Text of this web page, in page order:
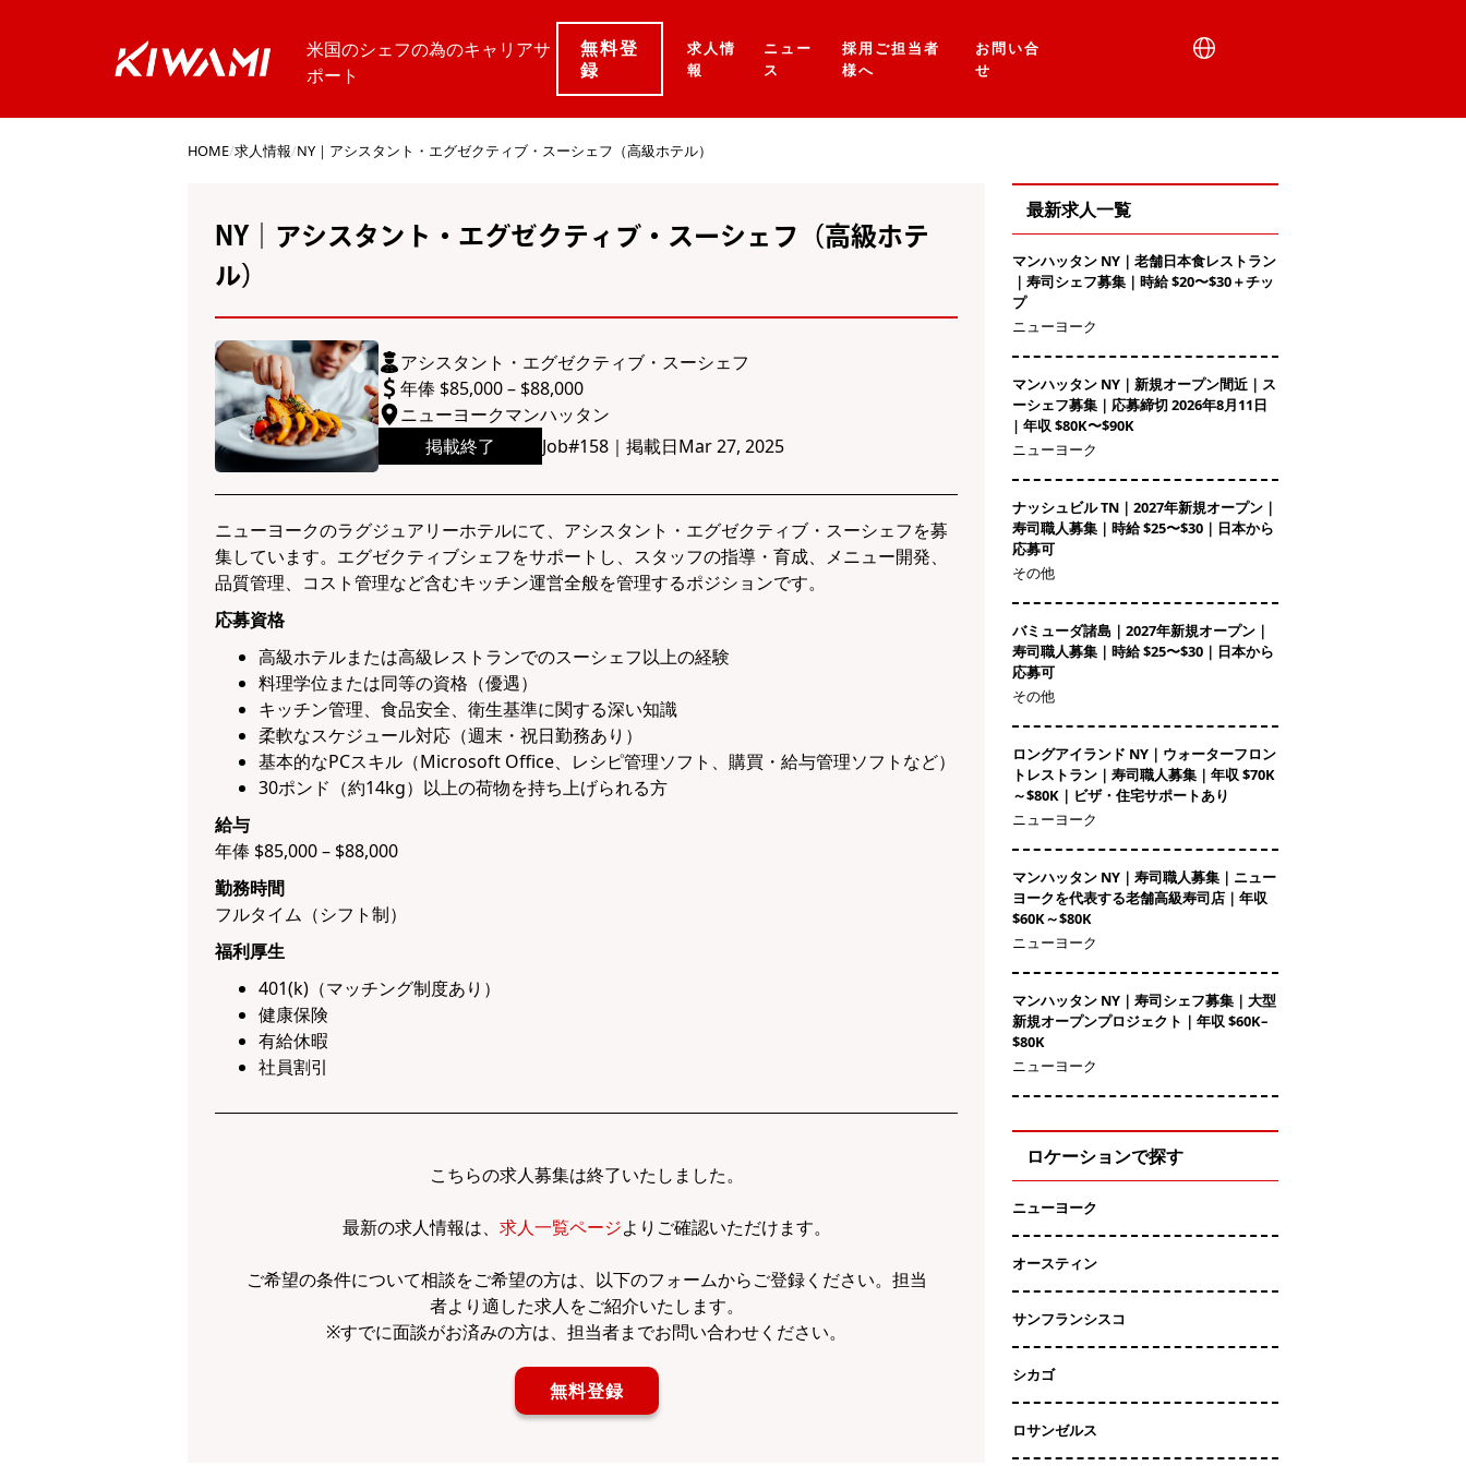
米国のシェフの為のキャリアサ
ポート
無料登
録
求人情
報
ニュー
ス
採用ご担当者
様へ
お問い合
せ
HOME/求人情報/NY｜アシスタント・エグゼクティブ・スーシェフ（高級ホテル）
NY｜アシスタント・エグゼクティブ・スーシェフ（高級ホテ
ル）
アシスタント・エグゼクティブ・スーシェフ
年俸 $85,000 – $88,000
ニューヨークマンハッタン
掲載終了
Job#158 ｜ 掲載日Mar 27, 2025
ニューヨークのラグジュアリーホテルにて、アシスタント・エグゼクティブ・スーシェフを募
集しています。エグゼクティブシェフをサポートし、スタッフの指導・育成、メニュー開発、
品質管理、コスト管理など含むキッチン運営全般を管理するポジションです。
応募資格
高級ホテルまたは高級レストランでのスーシェフ以上の経験
料理学位または同等の資格（優遇）
キッチン管理、食品安全、衛生基準に関する深い知識
柔軟なスケジュール対応（週末・祝日勤務あり）
基本的なPCスキル（Microsoft Office、レシピ管理ソフト、購買・給与管理ソフトなど）
30ポンド（約14kg）以上の荷物を持ち上げられる方
給与
年俸 $85,000 – $88,000
勤務時間
フルタイム（シフト制）
福利厚生
401(k)（マッチング制度あり）
健康保険
有給休暇
社員割引
こちらの求人募集は終了いたしました。
最新の求人情報は、 求人一覧ページよりご確認いただけます。
ご希望の条件について相談をご希望の方は、以下のフォームからご登録ください。担当
者より適した求人をご紹介いたします。
※すでに面談がお済みの方は、担当者までお問い合わせください。
無料登録
最新求人一覧
マンハッタン NY｜老舗日本食レストラン
｜寿司シェフ募集｜時給 $20〜$30＋チッ
プ
ニューヨーク
マンハッタン NY｜新規オープン間近｜ス
ーシェフ募集｜応募締切 2026年8月11日
| 年収 $80K〜$90K
ニューヨーク
ナッシュビル TN｜2027年新規オープン｜
寿司職人募集｜時給 $25〜$30｜日本から
応募可
その他
バミューダ諸島｜2027年新規オープン｜
寿司職人募集｜時給 $25〜$30｜日本から
応募可
その他
ロングアイランド NY｜ウォーターフロン
トレストラン｜寿司職人募集｜年収 $70K
～$80K｜ビザ・住宅サポートあり
ニューヨーク
マンハッタン NY｜寿司職人募集｜ニュー
ヨークを代表する老舗高級寿司店｜年収
$60K～$80K
ニューヨーク
マンハッタン NY｜寿司シェフ募集｜大型
新規オープンプロジェクト｜年収 $60K–
$80K
ニューヨーク
ロケーションで探す
ニューヨーク
オースティン
サンフランシスコ
シカゴ
ロサンゼルス